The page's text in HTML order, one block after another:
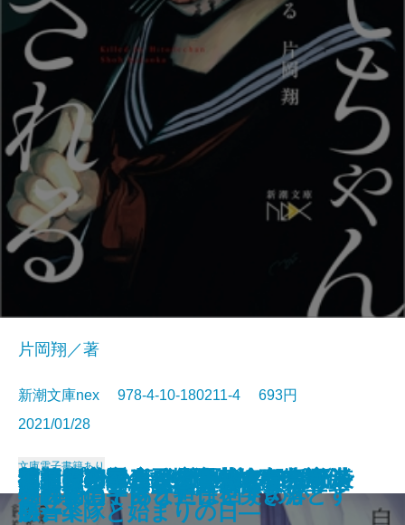
ニューノーマル・サマー
四元館の殺人―探偵AIのリアル・
ディープラーニング―
紫ノ宮沙霧のビブリオセラピー―
夢音堂書店と秘密の本棚―
死神と弟子とかなり残念な小説
家。
死に至る恋は嘘から始まる
心が折れた夜のプレイリスト
さよならの言い方なんて知らな
い。5
残業のあと、朝焼けに佇む彼女と
今夜、もし僕が死ななければ
ひとでちゃんに殺される
片岡翔／著
新潮文庫nex 978-4-10-180211-4 693円
2021/01/28
文庫電子書籍あり
冬の朝、そっと担任を突き落とす
物件探偵
それでも、あなたは回すのか
額装師の祈り 奥野夏樹のデザイン
ノート
放課後の宇宙ラテ
君と奏でるポコアポコ―船橋市消
防音楽隊と始まりの日―
キャプテンサンダーボルト 新装
版
さよならの言い方なんて知らな
い。4
猫河原家の人びと―花嫁は名探偵
―
神話の密室―天久鷹央の事件カル
テ―